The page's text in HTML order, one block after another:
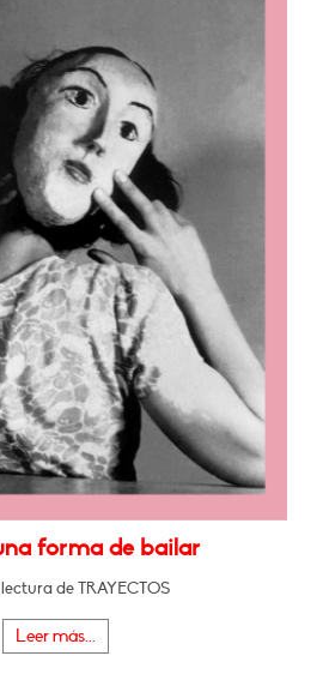
forma de bailar
de TRAYECTOS
Leer más...